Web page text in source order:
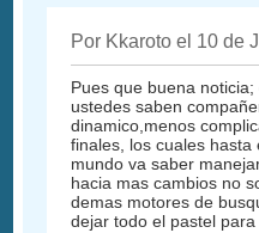
Por Kkaroto el 10 de
Pues que buena
ustedes saben
dinamico,menos
finales, los cuales
mundo va saber
hacia mas cambios no
demas motores de
dejar todo el pastel